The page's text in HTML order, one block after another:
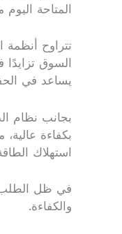
المتاحة
تتراوح أنظمة
السوق
يساعد في
بجانب نظام
بكفاءة
استهلاك
في ظل الطلب
والكفاءة.